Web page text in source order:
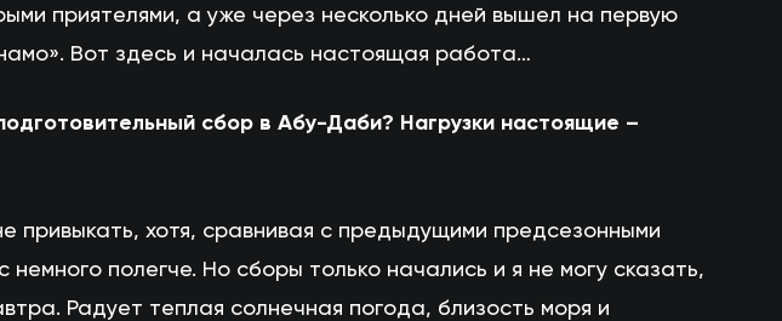
приятелями, а уже через несколько дней вышел на первую
Вот здесь и началась настоящая работа…
сбор в Абу-Даби? Нагрузки настоящие –
привыкать, хотя, сравнивая с предыдущими предсезонными
немного полегче. Но сборы только начались и я не могу сказать,
Радует теплая солнечная погода, близость моря и